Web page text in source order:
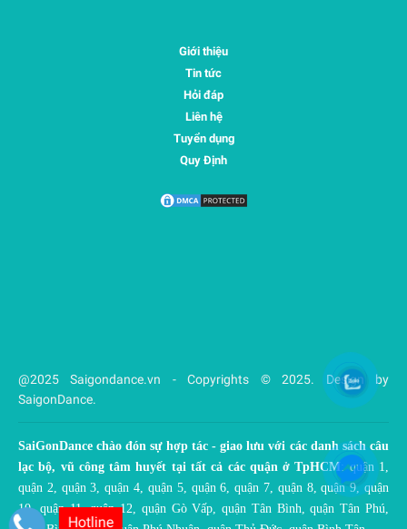
Giới thiệu
Tin tức
Hỏi đáp
Liên hệ
Tuyển dụng
Quy Định
@2025 Saigondance.vn - Copyrights © 2025. Design by
SaigonDance.
SaiGonDance chào đón sự hợp tác - giao lưu với các danh sách câu
lạc bộ, vũ công tâm huyết tại tất cả các quận ở TpHCM : quận 1,
quận 2, quận 3, quận 4, quận 5, quận 6, quận 7, quận 8, quận 9, quận
10, quận 11, quận 12, quận Gò Vấp, quận Tân Bình, quận Tân Phú,
Hotline